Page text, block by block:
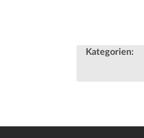
Kategorien: